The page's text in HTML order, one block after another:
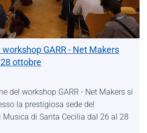
GARR - Net Makers
ottobre
del workshop GARR - Net Makers si
la prestigiosa sede del
Musica di Santa Cecilia dal 26 al 28